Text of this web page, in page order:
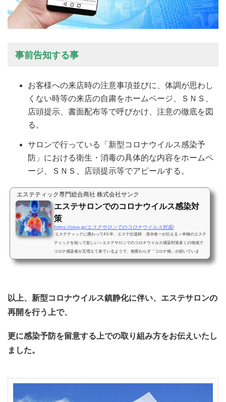
事前告知する事
お客様への来店時の注意事項並びに、体調が思わし
くない時等の来店の自粛をホームページ、ＳＮＳ、
店頭提示、書面配布等で呼びかけ、注意の徹底を図
る。
サロンで行っている「新型コロナウイルス感染予
防」における衛生・消毒の具体的な内容をホームペ
ージ、ＳＮＳ、店頭提示等でアピールする。
エステティック専門総合商社 株式会社サンク
エステサロンでのコロナウイルス感染対
策
https://cinq.jp/エステサロンでのコロナウイルス対策/
エステティックに携わって4５年、エステ伝道師 清水收一が伝える＜本物のエステ
ティックを知って欲しい＞エステサロンでのコロナウイルス感染対策多くの地域で
コロナ感染者が又増えて来ているようで、相変わらず「コロナ禍」が続いていま
す。そして、本格的な...
以上、新型コロナウイルス鎮静化に伴い、エステサロンの
再開を行う上で、
更に感染予防を留意する上での取り組み方をお伝えいたし
ました。